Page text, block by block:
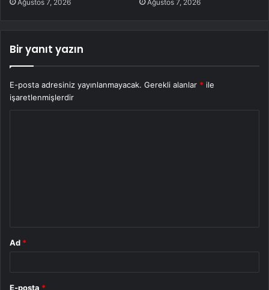
Ağustos 7, 2026 Ağustos 7, 2026
Bir yanıt yazın
E-posta adresiniz yayınlanmayacak. Gerekli alanlar * ile
işaretlenmişlerdir
Ad *
E-posta *